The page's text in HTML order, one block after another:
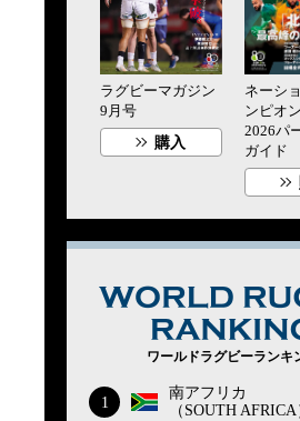
ラグビーマガジン
9月号
購入
ネーシ
ンピオ
2026パ
ガイド
ワールドラグビーランキ
1
南アフリカ
（SOUTH AFRICA